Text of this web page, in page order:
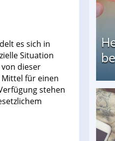
es sich in
Situation
dieser
für einen
stehen
Die besten Heimarbeiten